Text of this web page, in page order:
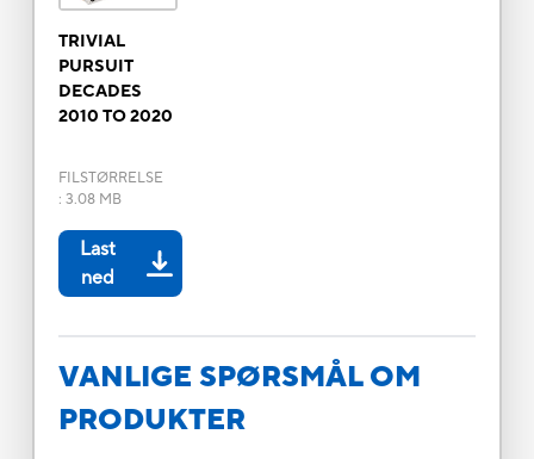
TRIVIAL
PURSUIT
DECADES
2010 TO 2020
FILSTØRRELSE
: 3.08 MB
Last
ned
VANLIGE SPØRSMÅL OM
PRODUKTER